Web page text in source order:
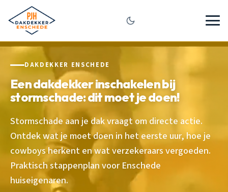
DAKDEKKER ENSCHEDE
Een dakdekker inschakelen bij
stormschade: dit moet je doen!
Stormschade aan je dak vraagt om directe actie.
Ontdek wat je moet doen in het eerste uur, hoe je
cowboys herkent en wat verzekeraars vergoeden.
Praktisch stappenplan voor Enschede
huiseigenaren.